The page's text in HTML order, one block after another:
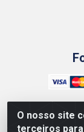
O nosso site
terceiros
Kgmlan